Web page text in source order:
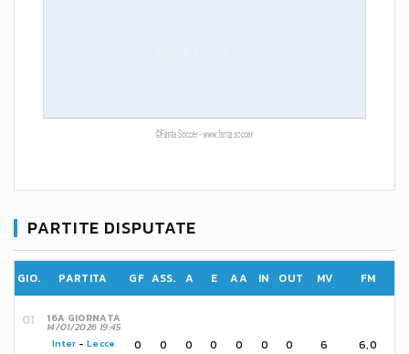
PARTITE DISPUTATE
GIO. PARTITA GF ASS. A E AA IN OUT MV FM
16A GIORNATA
14/01/2026 19:45
Inter - Lecce 0 0 0 0 0 0 0 6 6,0